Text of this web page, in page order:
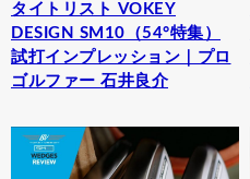
タイトリスト VOKEY
DESIGN SM10（54°特集）
試打インプレッション｜プロ
ゴルファー 石井良介